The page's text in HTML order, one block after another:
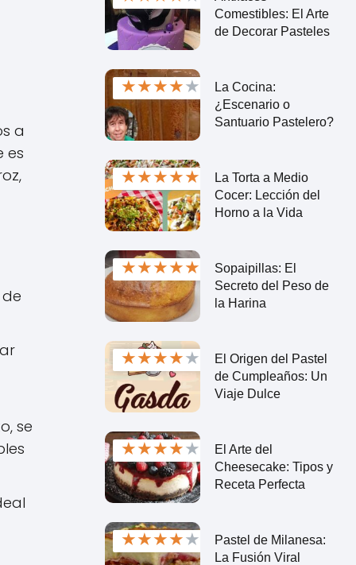
a
es
se
Comestibles: El Arte
de Decorar Pasteles
★★★★★
La Cocina:
¿Escenario o
Santuario Pastelero?
★★★★★
La Torta a Medio
Cocer: Lección del
Horno a la Vida
★★★★★
Sopaipillas: El
Secreto del Peso de
la Harina
★★★★★
El Origen del Pastel
de Cumpleaños: Un
Viaje Dulce
★★★★★
El Arte del
Cheesecake: Tipos y
Receta Perfecta
★★★★★
Pastel de Milanesa:
La Fusión Viral